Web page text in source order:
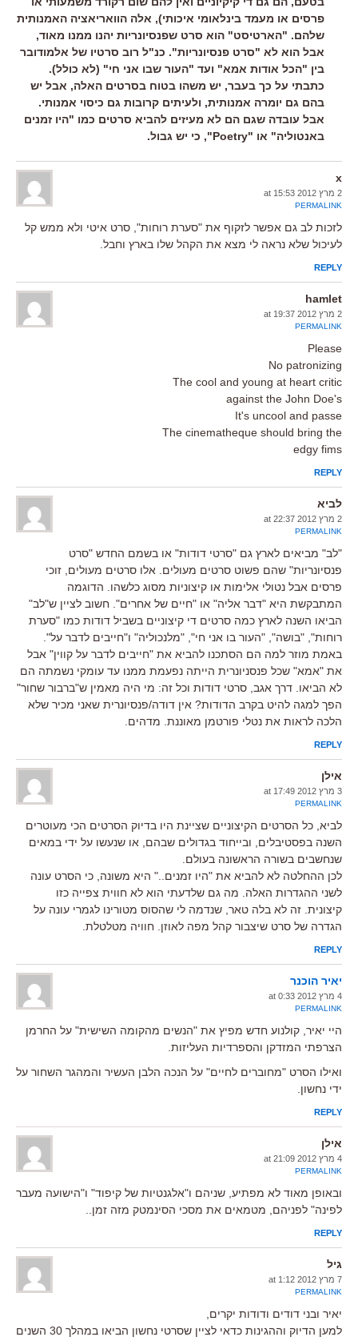
פרסים או מעמד בינלאומי איכותי), אלה הוואריאציה האמנותית
שלהם. "הארטיסט" הוא סרט שפנסיונריות יהנו ממנו מאוד,
אבל הוא לא "סרט פנסיונריות". כנ"ל רוב סרטיו של אלמודובר
בין "הכל אודות אמא" ועד "העור שבו אני חי" (לא כולל).
כתבתי על כך בעבר, יש משהו בטוח בסרטים האלה, אבל יש
בהם גם יומרה אמנותית, ולעיתים קרובות גם כיסוי אמנותי.
אבל עובדה שגם הם לא מעיזים להביא סרטים כמו "היו זמנים
באנטוליה" או "Poetry", כי יש גבול.
x
2 מרץ 2012 at 15:53
PERMALINK
לזכות לב גם אפשר לזקוף את "סערת רוחות", סרט איטי ולא ממש קל
לעיכול שלא נראה לי מצא את הקהל שלו בארץ וחבל.
REPLY
hamlet
2 מרץ 2012 at 19:37
PERMALINK
Please
No patronizing
The cool and young at heart critic
against the John Doe's
It's uncool and passe
The cinematheque should bring the
edgy fims
REPLY
לביא
2 מרץ 2012 at 22:37
PERMALINK
"לב" מביאים לארץ גם "סרטי דודות" או בשמם החדש "סרט
פנסיונריות" שהם פשוט סרטים מעולים. אלו סרטים מעולים, זוכי
פרסים אבל נטולי אלימות או קיצוניות מסוג כלשהו. הדוגמה
המתבקשת היא "דבר אליה" או "חיים של אחרים". חשוב לציין ש"לב"
הביאו השנה לארץ כמה סרטים די קיצוניים בשביל דודות כמו "סערת
רוחות", "בושה", "העור בו אני חי", "מלנכוליה" ו"חייבים לדבר על".
באמת מוזר למה הם הסתכנו להביא את "חייבים לדבר על קווין" אבל
את "אמא" שכל פנסניונרית הייתה נפעמת ממנו עד עומקי נשמתה הם
לא הביאו. דרך אגב, סרטי דודות וכל זה: מי היה מאמין ש"ברבור שחור"
הפך למגה להיט בקרב הדודות? אין דודה/פנסיונרית שאני מכיר שלא
הלכה לראות את נטלי פורטמן מאוננת. מדהים.
REPLY
אילן
3 מרץ 2012 at 17:49
PERMALINK
לביא, כל הסרטים הקיצוניים שציינת היו בדיוק הסרטים הכי מעוטרים
השנה בפסטיבלים, ובייחוד בגדולים שבהם, או שנעשו על ידי במאים
שנחשבים בשורה הראשונה בעולם.
לכן ההחלטה לא להביא את "היו זמנים.." היא משונה, כי הסרט עונה
לשני ההגדרות האלה. מה גם שלדעתי הוא לא חווית צפייה כזו
קיצונית. זה לא בלה טאר, שנדמה לי שהסוס מטורינו לגמרי עונה על
הגדרה של סרט שיצבור קהל מפה לאוזן. חוויה מטלטלת.
REPLY
יאיר הוכנר
4 מרץ 2012 at 0:33
PERMALINK
היי יאיר, קולנוע חדש מפיץ את "הנשים מהקומה השישית" על החרמן
הצרפתי המזדקן והספרדיות העליזות.
ואילו הסרט "מחוברים לחיים" על הנכה הלבן העשיר והמהגר השחור על
ידי נחשון.
REPLY
אילן
4 מרץ 2012 at 21:09
PERMALINK
ובאופן מאוד לא מפתיע, שניהם ו"אלגנטיות של קיפוד" ו"הישועה מעבר
לפינה" לפניהם, מטמאים את מסכי הסינמטק מזה זמן..
REPLY
גיל
7 מרץ 2012 at 1:12
PERMALINK
יאיר ובני דודים ודודות יקרים,
למען הדיוק וההגינות כדאי לציין שסרטי נחשון הביאו במהלך 30 השנים